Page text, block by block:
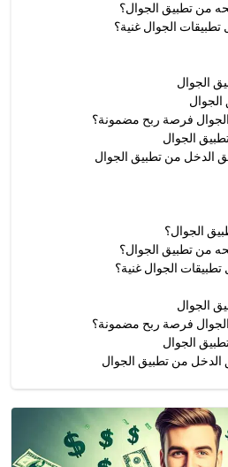
من تطبيق الجوال؟
الجوال غنية؟
الجوال
الجوال فرصة ربح مضمونة؟
الجوال
الدخل من تطبيق الجوال
الجوال؟
من تطبيق الجوال؟
الجوال غنية؟
الجوال
الجوال فرصة ربح مضمونة؟
الجوال
الدخل من تطبيق الجوال